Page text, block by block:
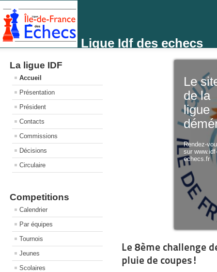
Ligue Idf des echecs
La ligue IDF
Accueil
Présentation
Président
Contacts
Commissions
Décisions
Circulaire
Competitions
Calendrier
Par équipes
Tournois
Jeunes
Scolaires
Le
de la
ligue
Rendez-
sur
echecs.fr
Le 8ème challenge
pluie de coupes!